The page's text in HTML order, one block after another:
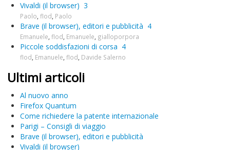
Vivaldi (il browser) 3
Paolo flod Paolo
Brave (il browser), editori e pubblicità 4
Emanuele flod Emanuele gialloporpora
Piccole soddisfazioni di corsa 4
flod Emanuele flod Davide Salerno
Ultimi articoli
Al nuovo anno
Firefox Quantum
Come richiedere la patente internazionale
Parigi – Consigli di viaggio
Brave (il browser), editori e pubblicità
Vivaldi (il browser)